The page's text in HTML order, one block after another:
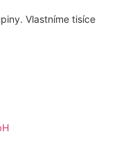
Vlastníme tisíce